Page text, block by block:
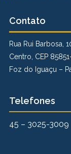
Contato
Rua Rui Barbosa,
Centro, CEP
Foz do Iguaçu –
Telefones
45 – 3025-3009